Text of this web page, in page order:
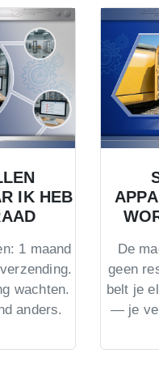
IK HEB
1 maand
wachten.
anders.
De
geen
belt je
— je